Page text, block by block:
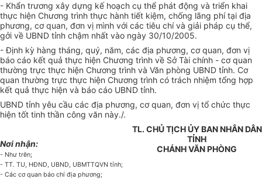
- Khẩn trương xây dựng kế hoạch cụ thể phát động và triển khai
thực hiện Chương trình thực hành tiết kiệm, chống lãng phí tại địa
phương, cơ quan, đơn vị mình với các tiêu chí và giải pháp cụ thể,
gởi về UBND tỉnh chậm nhất vào ngày 30/10/2005.
- Định kỳ hàng tháng, quý, năm, các địa phương, cơ quan, đơn vị
báo cáo kết quả thực hiện Chương trình về Sở Tài chính - cơ quan
thường trực thực hiện Chương trình và Văn phòng UBND tỉnh. Cơ
quan thường trực thực hiện Chương trình có trách nhiệm tổng hợp
kết quả thực hiện và báo cáo UBND tỉnh.
UBND tỉnh yêu cầu các địa phương, cơ quan, đơn vị tổ chức thực
hiện tốt tinh thần công văn này./.
Nơi nhận:
- Như trên;
- TT. TU, HĐND, UBND, UBMTTQVN tỉnh;
- Các cơ quan báo chí địa phương;
TL. CHỦ TỊCH ỦY BAN NHÂN DÂN
TỈNH
CHÁNH VĂN PHÒNG